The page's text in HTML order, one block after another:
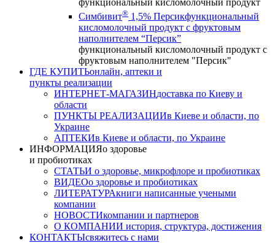
функциональный кисломолочный продукт
Симбивит® 1,5% Персикфункциональный
кисломолочный продукт с фруктовым
наполнителем “Персик”
функциональный кисломолочный продукт с
фруктовым наполнителем "Персик"
ГДЕ КУПИТЬонлайн, аптеки и
пункты реализации
ИНТЕРНЕТ-МАГАЗИНдоставка по Киеву и
области
ПУНКТЫ РЕАЛИЗАЦИИв Киеве и области, по
Украине
АПТЕКИв Киеве и области, по Украине
ИНФОРМАЦИЯо здоровье
и пробиотиках
СТАТЬИ о здоровье, микрофлоре и пробиотиках
ВИДЕОо здоровье и пробиотиках
ЛИТЕРАТУРАкниги написанные учеными
компании
НОВОСТИкомпании и партнеров
О КОМПАНИИ история, структура, достижения
КОНТАКТЫсвяжитесь с нами